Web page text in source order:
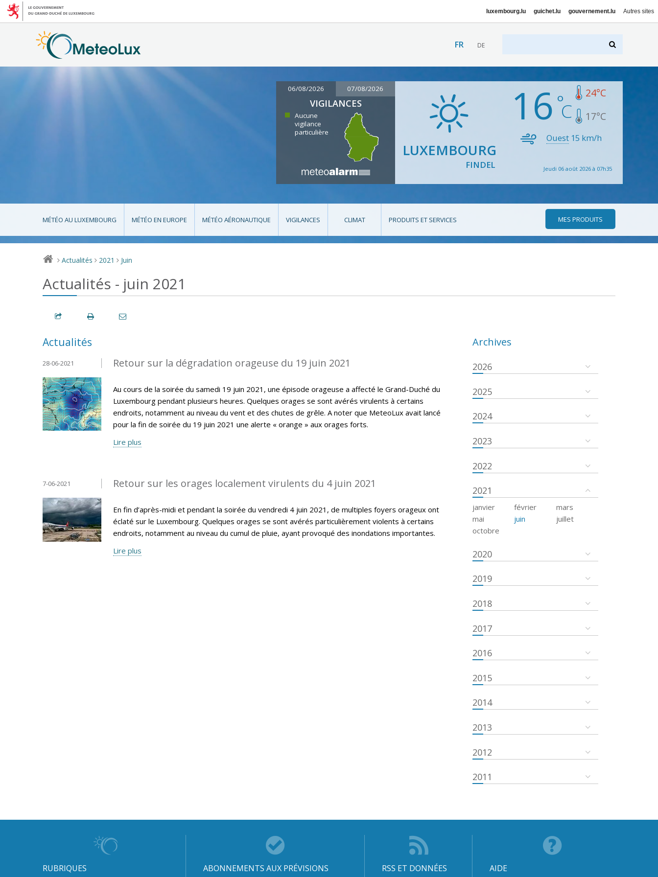
luxembourg.lu guichet.lu gouvernement.lu Autres sites
FR DE
06/08/2026 07/08/2026
VIGILANCES
Aucune
vigilance
particulière
LUXEMBOURG
FINDEL
16 24°C
17°C
Ouest 15 km/h
Jeudi 06 août 2026 à 07h35
MÉTÉO AU LUXEMBOURG MÉTÉO EN EUROPE MÉTÉO AÉRONAUTIQUE VIGILANCES CLIMAT PRODUITS ET SERVICES MES PRODUITS
> Actualités > 2021 > Juin
Actualités - juin 2021
Actualités
Retour sur la dégradation orageuse du 19 juin 2021
28-06-2021
Au cours de la soirée du samedi 19 juin 2021, une épisode orageuse a affecté le Grand-Duché du
Luxembourg pendant plusieurs heures. Quelques orages se sont avérés virulents à certains
endroits, notamment au niveau du vent et des chutes de grêle. A noter que MeteoLux avait lancé
pour la fin de soirée du 19 juin 2021 une alerte « orange » aux orages forts.
Lire plus
Retour sur les orages localement virulents du 4 juin 2021
7-06-2021
En fin d’après-midi et pendant la soirée du vendredi 4 juin 2021, de multiples foyers orageux ont
éclaté sur le Luxembourg. Quelques orages se sont avérés particulièrement violents à certains
endroits, notamment au niveau du cumul de pluie, ayant provoqué des inondations importantes.
Lire plus
Archives
2026
2025
2024
2023
2022
2021
janvier février
mars
mai
juin
juillet
octobre
2020
2019
2018
2017
2016
2015
2014
2013
2012
2011
RUBRIQUES ABONNEMENTS AUX PRÉVISIONS RSS ET DONNÉES AIDE